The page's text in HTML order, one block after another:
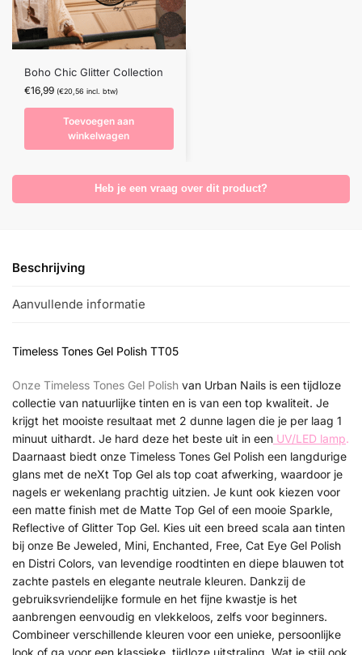
Boho Chic Glitter Collection
€16,99 (€20,56 incl. btw)
Toevoegen aan
winkelwagen
Heb je een vraag over dit product?
Beschrijving
Aanvullende informatie
Timeless Tones Gel Polish TT05
Onze Timeless Tones Gel Polish van Urban Nails is een tijdloze
collectie van natuurlijke tinten en is van een top kwaliteit. Je
krijgt het mooiste resultaat met 2 dunne lagen die je per laag 1
minuut uithardt. Je hard deze het beste uit in een UV/LED lamp.
Daarnaast biedt onze Timeless Tones Gel Polish een langdurige
glans met de neXt Top Gel als top coat afwerking, waardoor je
nagels er wekenlang prachtig uitzien. Je kunt ook kiezen voor
een matte finish met de Matte Top Gel of een mooie Sparkle,
Reflective of Glitter Top Gel. Kies uit een breed scala aan tinten
bij onze Be Jeweled, Mini, Enchanted, Free, Cat Eye Gel Polish
en Distri Colors, van levendige roodtinten en diepe blauwen tot
zachte pastels en elegante neutrale kleuren. Dankzij de
gebruiksvriendelijke formule en het fijne kwastje is het
aanbrengen eenvoudig en vlekkeloos, zelfs voor beginners.
Combineer verschillende kleuren voor een unieke, persoonlijke
look of ga voor een klassieke, tijdloze uitstraling. Wat je stijl ook